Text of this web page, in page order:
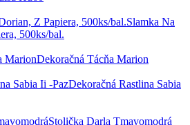
Slamka Na
500ks/bal.
Dekoračná Tácňa Marion
Dekoračná Rastlina Sabia
Stolička Darla Tmavomodrá